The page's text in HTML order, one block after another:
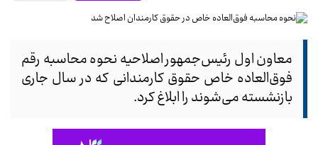
معاون اول رئیس‌جمهور اصلاحیه نحوه محاسبه رقم
فوق‌العاده خاص حقوق کارمندانی که در سال جاری
بازنشسته می‌شوند را ابلاغ کرد.